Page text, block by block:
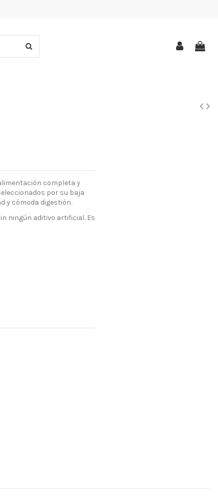
completa y
por su baja
y cómoda digestión.
ningún aditivo artificial. Es